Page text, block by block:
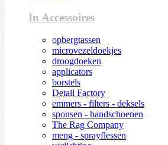
In Accessoires
opbergtassen
microvezeldoekjes
droogdoeken
applicators
borstels
Detail Factory
emmers - filters - deksels
sponsen - handschoenen
The Rag Company
meng - sprayflessen